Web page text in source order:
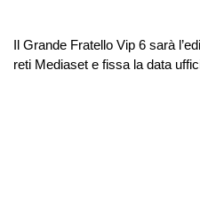
Il Grande Fratello Vip 6 sarà
reti Mediaset e fissa la data